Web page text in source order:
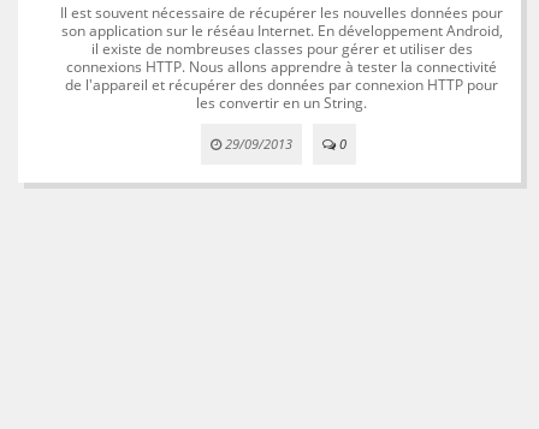
Il est souvent nécessaire de récupérer les nouvelles données pour
son application sur le réséau Internet. En développement Android,
il existe de nombreuses classes pour gérer et utiliser des
connexions HTTP. Nous allons apprendre à tester la connectivité
de l'appareil et récupérer des données par connexion HTTP pour
les convertir en un String.
29/09/2013 0